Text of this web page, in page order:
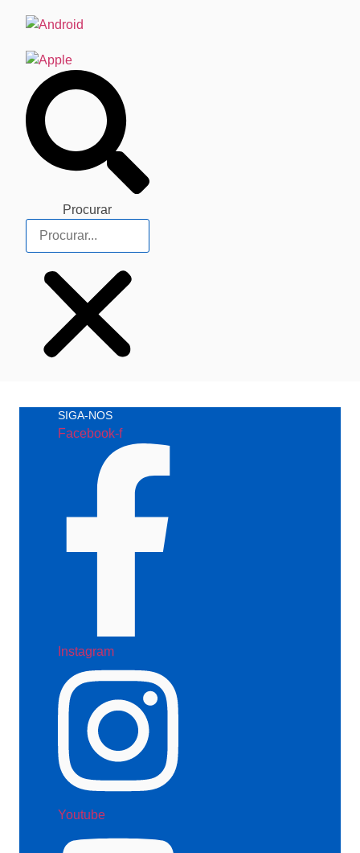
Procurar
SIGA-NOS
Facebook-f
Instagram
Youtube